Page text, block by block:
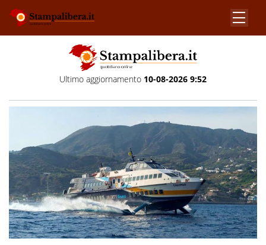
Ultimo aggiornamento 10-08-2026 9:52